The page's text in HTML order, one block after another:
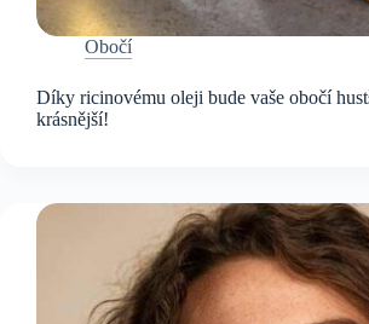
Obočí
Díky ricinovému oleji bude vaše obočí
krásnější!